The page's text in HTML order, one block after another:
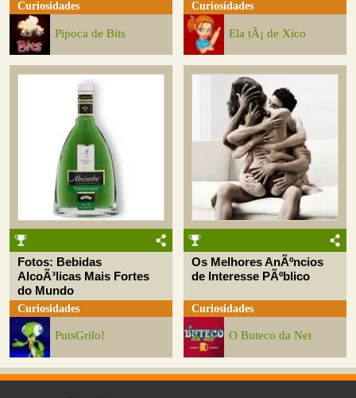
Curiosidades
Pipoca de Bits
Curiosidades
Ela tÃ¡ de Xico
Fotos: Bebidas
AlcoÃ³licas Mais Fortes
do Mundo
Curiosidades
PutsGrilo!
Os Melhores AnÃºncios
de Interesse PÃºblico
Curiosidades
O Buteco da Net